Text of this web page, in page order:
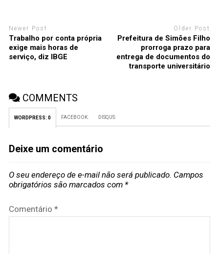
Newer Post
Trabalho por conta própria
exige mais horas de
serviço, diz IBGE
Older Post
Prefeitura de Simões Filho
prorroga prazo para
entrega de documentos do
transporte universitário
COMMENTS
WORDPRESS: 0 FACEBOOK: DISQUS:
Deixe um comentário
O seu endereço de e-mail não será publicado. Campos
obrigatórios são marcados com *
Comentário *